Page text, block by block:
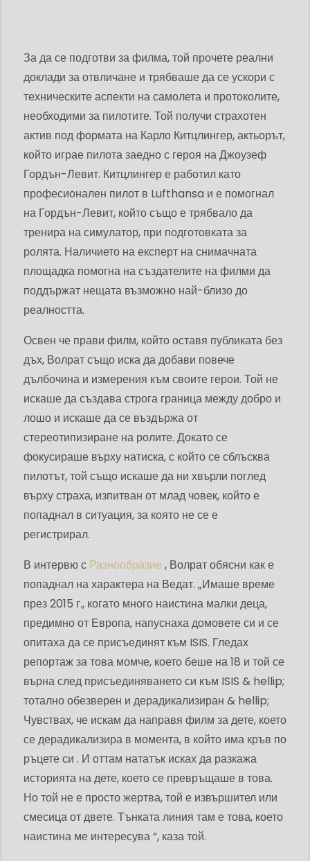
За да се подготви за филма, той прочете реални
доклади за отвличане и трябваше да се ускори с
техническите аспекти на самолета и протоколите,
необходими за пилотите. Той получи страхотен
актив под формата на Карло Китцлингер, актьорът,
който играе пилота заедно с героя на Джоузеф
Гордън-Левит. Китцлингер е работил като
професионален пилот в Lufthansa и е помогнал
на Гордън-Левит, който също е трябвало да
тренира на симулатор, при подготовката за
ролята. Наличието на експерт на снимачната
площадка помогна на създателите на филми да
поддържат нещата възможно най-близо до
реалността.
Освен че прави филм, който оставя публиката без
дъх, Волрат също иска да добави повече
дълбочина и измерения към своите герои. Той не
искаше да създава строга граница между добро и
лошо и искаше да се въздържа от
стереотипизиране на ролите. Докато се
фокусираше върху натиска, с който се сблъсква
пилотът, той също искаше да ни хвърли поглед
върху страха, изпитван от млад човек, който е
попаднал в ситуация, за която не се е
регистрирал.
В интервю с Разнообразие , Волрат обясни как е
попаднал на характера на Ведат. „Имаше време
през 2015 г., когато много наистина малки деца,
предимно от Европа, напуснаха домовете си и се
опитаха да се присъединят към ISIS. Гледах
репортаж за това момче, което беше на 18 и той се
върна след присъединяването си към ISIS & hellip;
тотално обезверен и дерадикализиран & hellip;
Чувствах, че искам да направя филм за дете, което
се дерадикализира в момента, в който има кръв по
ръцете си . И оттам нататък исках да разкажа
историята на дете, което се превръщаше в това.
Но той не е просто жертва, той е извършител или
смесица от двете. Тънката линия там е това, което
наистина ме интересува “, каза той.